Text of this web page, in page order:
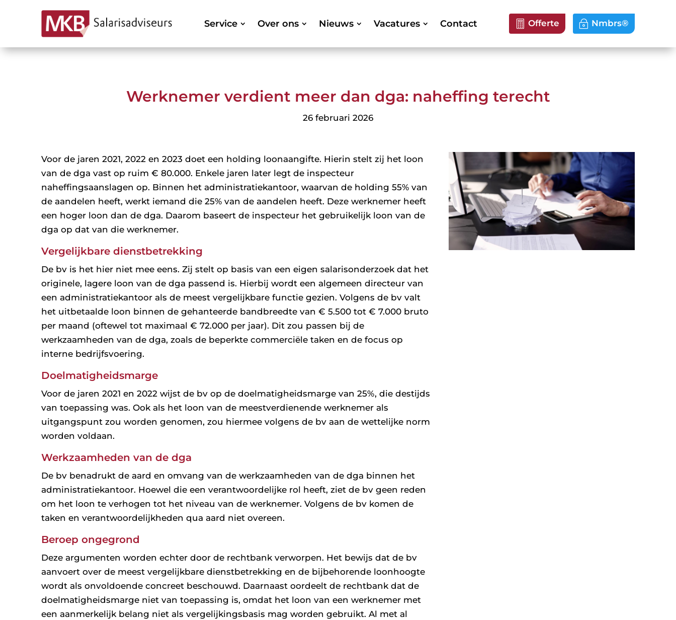
Service Over ons Nieuws Vacatures Contact Offerte Nmbrs®
Werknemer verdient meer dan dga: naheffing terecht
26 februari 2026
Voor de jaren 2021, 2022 en 2023 doet een holding loonaangifte. Hierin stelt zij het loon
van de dga vast op ruim € 80.000. Enkele jaren later legt de inspecteur
naheffingsaanslagen op. Binnen het administratiekantoor, waarvan de holding 55% van
de aandelen heeft, werkt iemand die 25% van de aandelen heeft. Deze werknemer heeft
een hoger loon dan de dga. Daarom baseert de inspecteur het gebruikelijk loon van de
dga op dat van die werknemer.
Vergelijkbare dienstbetrekking
De bv is het hier niet mee eens. Zij stelt op basis van een eigen salarisonderzoek dat het
originele, lagere loon van de dga passend is. Hierbij wordt een algemeen directeur van
een administratiekantoor als de meest vergelijkbare functie gezien. Volgens de bv valt
het uitbetaalde loon binnen de gehanteerde bandbreedte van € 5.500 tot € 7.000 bruto
per maand (oftewel tot maximaal € 72.000 per jaar). Dit zou passen bij de
werkzaamheden van de dga, zoals de beperkte commerciële taken en de focus op
interne bedrijfsvoering.
Doelmatigheidsmarge
Voor de jaren 2021 en 2022 wijst de bv op de doelmatigheidsmarge van 25%, die destijds
van toepassing was. Ook als het loon van de meestverdienende werknemer als
uitgangspunt zou worden genomen, zou hiermee volgens de bv aan de wettelijke norm
worden voldaan.
Werkzaamheden van de dga
De bv benadrukt de aard en omvang van de werkzaamheden van de dga binnen het
administratiekantoor. Hoewel die een verantwoordelijke rol heeft, ziet de bv geen reden
om het loon te verhogen tot het niveau van de werknemer. Volgens de bv komen de
taken en verantwoordelijkheden qua aard niet overeen.
Beroep ongegrond
Deze argumenten worden echter door de rechtbank verworpen. Het bewijs dat de bv
aanvoert over de meest vergelijkbare dienstbetrekking en de bijbehorende loonhoogte
wordt als onvoldoende concreet beschouwd. Daarnaast oordeelt de rechtbank dat de
doelmatigheidsmarge niet van toepassing is, omdat het loon van een werknemer met
een aanmerkelijk belang niet als vergelijkingsbasis mag worden gebruikt. Al met al